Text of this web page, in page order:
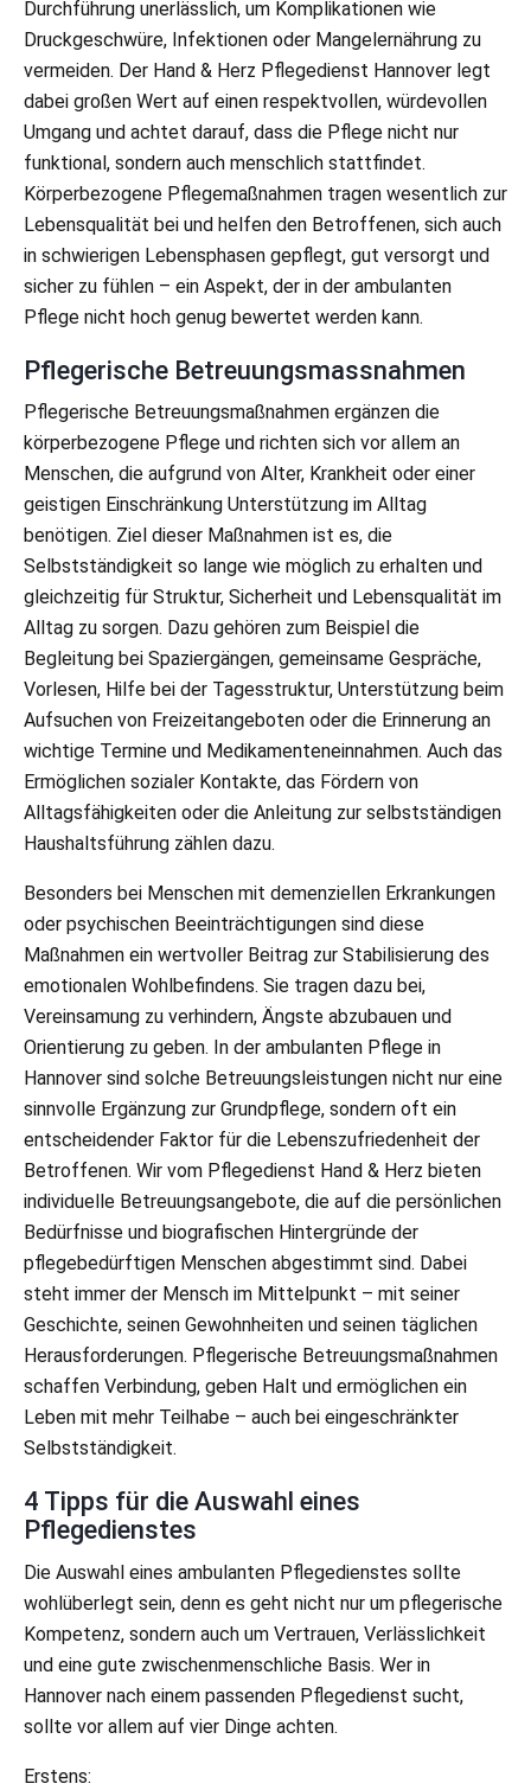
Durchführung unerlässlich, um Komplikationen wie
Druckgeschwüre, Infektionen oder Mangelernährung zu
vermeiden. Der Hand & Herz Pflegedienst Hannover legt
dabei großen Wert auf einen respektvollen, würdevollen
Umgang und achtet darauf, dass die Pflege nicht nur
funktional, sondern auch menschlich stattfindet.
Körperbezogene Pflegemaßnahmen tragen wesentlich zur
Lebensqualität bei und helfen den Betroffenen, sich auch
in schwierigen Lebensphasen gepflegt, gut versorgt und
sicher zu fühlen – ein Aspekt, der in der ambulanten
Pflege nicht hoch genug bewertet werden kann.
Pflegerische Betreuungsmassnahmen
Pflegerische Betreuungsmaßnahmen ergänzen die
körperbezogene Pflege und richten sich vor allem an
Menschen, die aufgrund von Alter, Krankheit oder einer
geistigen Einschränkung Unterstützung im Alltag
benötigen. Ziel dieser Maßnahmen ist es, die
Selbstständigkeit so lange wie möglich zu erhalten und
gleichzeitig für Struktur, Sicherheit und Lebensqualität im
Alltag zu sorgen. Dazu gehören zum Beispiel die
Begleitung bei Spaziergängen, gemeinsame Gespräche,
Vorlesen, Hilfe bei der Tagesstruktur, Unterstützung beim
Aufsuchen von Freizeitangeboten oder die Erinnerung an
wichtige Termine und Medikamenteneinnahmen. Auch das
Ermöglichen sozialer Kontakte, das Fördern von
Alltagsfähigkeiten oder die Anleitung zur selbstständigen
Haushaltsführung zählen dazu.
Besonders bei Menschen mit demenziellen Erkrankungen
oder psychischen Beeinträchtigungen sind diese
Maßnahmen ein wertvoller Beitrag zur Stabilisierung des
emotionalen Wohlbefindens. Sie tragen dazu bei,
Vereinsamung zu verhindern, Ängste abzubauen und
Orientierung zu geben. In der ambulanten Pflege in
Hannover sind solche Betreuungsleistungen nicht nur eine
sinnvolle Ergänzung zur Grundpflege, sondern oft ein
entscheidender Faktor für die Lebenszufriedenheit der
Betroffenen. Wir vom Pflegedienst Hand & Herz bieten
individuelle Betreuungsangebote, die auf die persönlichen
Bedürfnisse und biografischen Hintergründe der
pflegebedürftigen Menschen abgestimmt sind. Dabei
steht immer der Mensch im Mittelpunkt – mit seiner
Geschichte, seinen Gewohnheiten und seinen täglichen
Herausforderungen. Pflegerische Betreuungsmaßnahmen
schaffen Verbindung, geben Halt und ermöglichen ein
Leben mit mehr Teilhabe – auch bei eingeschränkter
Selbstständigkeit.
4 Tipps für die Auswahl eines
Pflegedienstes
Die Auswahl eines ambulanten Pflegedienstes sollte
wohlüberlegt sein, denn es geht nicht nur um pflegerische
Kompetenz, sondern auch um Vertrauen, Verlässlichkeit
und eine gute zwischenmenschliche Basis. Wer in
Hannover nach einem passenden Pflegedienst sucht,
sollte vor allem auf vier Dinge achten.
Erstens: